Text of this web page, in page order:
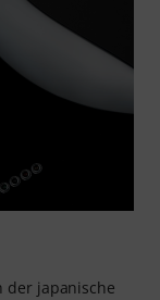
der japanische